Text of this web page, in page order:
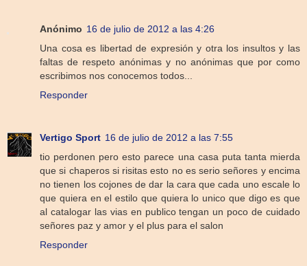
Anónimo 16 de julio de 2012 a las 4:26
Una cosa es libertad de expresión y otra los insultos y las
faltas de respeto anónimas y no anónimas que por como
escribimos nos conocemos todos...
Responder
Vertigo Sport 16 de julio de 2012 a las 7:55
tio perdonen pero esto parece una casa puta tanta mierda
que si chaperos si risitas esto no es serio señores y encima
no tienen los cojones de dar la cara que cada uno escale lo
que quiera en el estilo que quiera lo unico que digo es que
al catalogar las vias en publico tengan un poco de cuidado
señores paz y amor y el plus para el salon
Responder